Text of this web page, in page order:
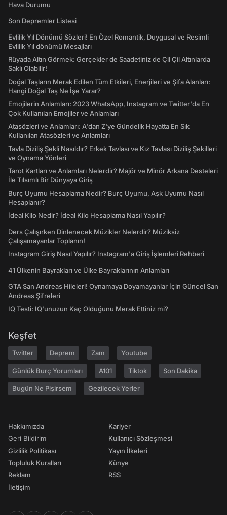
Hava Durumu
Son Depremler Listesi
Evlilik Yıl Dönümü Sözleri! En Özel Romantik, Duygusal ve Resimli
Evlilik Yıl dönümü Mesajları
Rüyada Altın Görmek: Gerçekler de Saadetiniz de Çil Çil Altınlarda
Saklı Olabilir!
Doğal Taşların Merak Edilen Tüm Etkileri, Enerjileri ve Şifa Alanları:
Hangi Doğal Taş Ne İşe Yarar?
Emojilerin Anlamları: 2023 WhatsApp, Instagram ve Twitter'da En
Çok Kullanılan Emojiler ve Anlamları
Atasözleri ve Anlamları: A'dan Z'ye Gündelik Hayatta En Sık
Kullanılan Atasözleri ve Anlamları
Tavla Diziliş Şekli Nasıldır? Erkek Tavlası ve Kız Tavlası Diziliş Şekilleri
ve Oynama Yönleri
Tarot Kartları ve Anlamları Nelerdir? Majör ve Minör Arkana Desteleri
İle Tılsımlı Bir Dünyaya Giriş
Burç Uyumu Hesaplama Nedir? Burç Uyumu, Aşk Uyumu Nasıl
Hesaplanır?
İdeal Kilo Nedir? İdeal Kilo Hesaplama Nasıl Yapılır?
Ders Çalışırken Dinlenecek Müzikler Nelerdir? Müziksiz
Çalışamayanlar Toplanın!
Instagram Giriş Nasıl Yapılır? Instagram'a Giriş İşlemleri Rehberi
41 Ülkenin Bayrakları ve Ülke Bayraklarının Anlamları
GTA San Andreas Hileleri! Oynamaya Doyamayanlar İçin Güncel San
Andreas Şifreleri
IQ Testi: IQ'unuzun Kaç Olduğunu Merak Ettiniz mi?
Keşfet
Twitter Deprem Zam Youtube
Günlük Burç Yorumları A101 Tiktok Son Dakika
Bugün Ne Pişirsem Gezilecek Yerler
Hakkımızda
Geri Bildirim
Gizlilik Politikası
Topluluk Kuralları
Reklam
İletişim
Kariyer
Kullanıcı Sözleşmesi
Yayın İlkeleri
Künye
RSS